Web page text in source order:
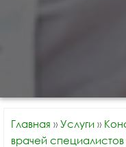
Главная » Услуги »
врачей